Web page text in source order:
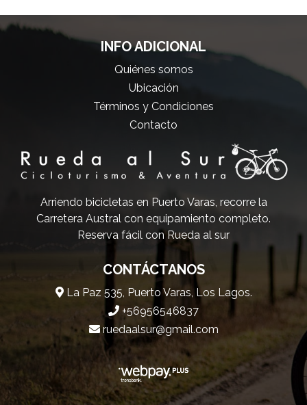
INFO ADICIONAL
Quiénes somos
Ubicación
Términos y Condiciones
Contacto
Arriendo bicicletas en Puerto Varas, recorre la
Carretera Austral con equipamiento completo.
Reserva fácil con Rueda al sur
CONTÁCTANOS
La Paz 535, Puerto Varas, Los Lagos.
+56956546837
ruedaalsur@gmail.com